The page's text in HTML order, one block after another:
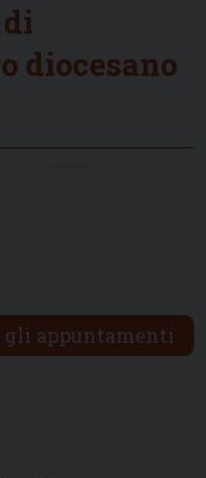
diocesano
appuntamenti